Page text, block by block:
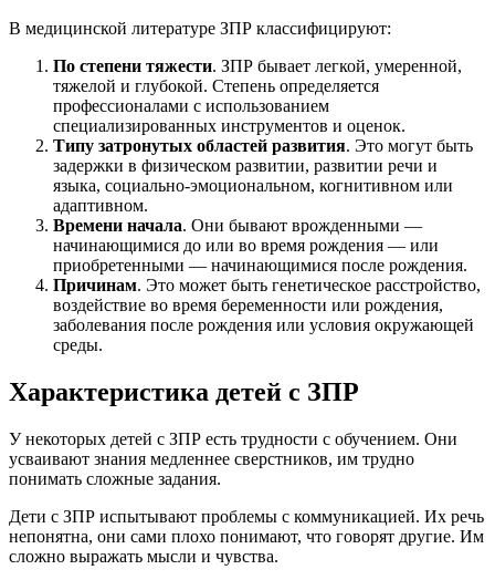
В медицинской литературе ЗПР классифицируют:
По степени тяжести. ЗПР бывает легкой, умеренной,
тяжелой и глубокой. Степень определяется
профессионалами с использованием
специализированных инструментов и оценок.
Типу затронутых областей развития. Это могут быть
задержки в физическом развитии, развитии речи и
языка, социально-эмоциональном, когнитивном или
адаптивном.
Времени начала. Они бывают врожденными —
начинающимися до или во время рождения — или
приобретенными — начинающимися после рождения.
Причинам. Это может быть генетическое расстройство,
воздействие во время беременности или рождения,
заболевания после рождения или условия окружающей
среды.
Характеристика детей с ЗПР
У некоторых детей с ЗПР есть трудности с обучением. Они
усваивают знания медленнее сверстников, им трудно
понимать сложные задания.
Дети с ЗПР испытывают проблемы с коммуникацией. Их речь
непонятна, они сами плохо понимают, что говорят другие. Им
сложно выражать мысли и чувства.